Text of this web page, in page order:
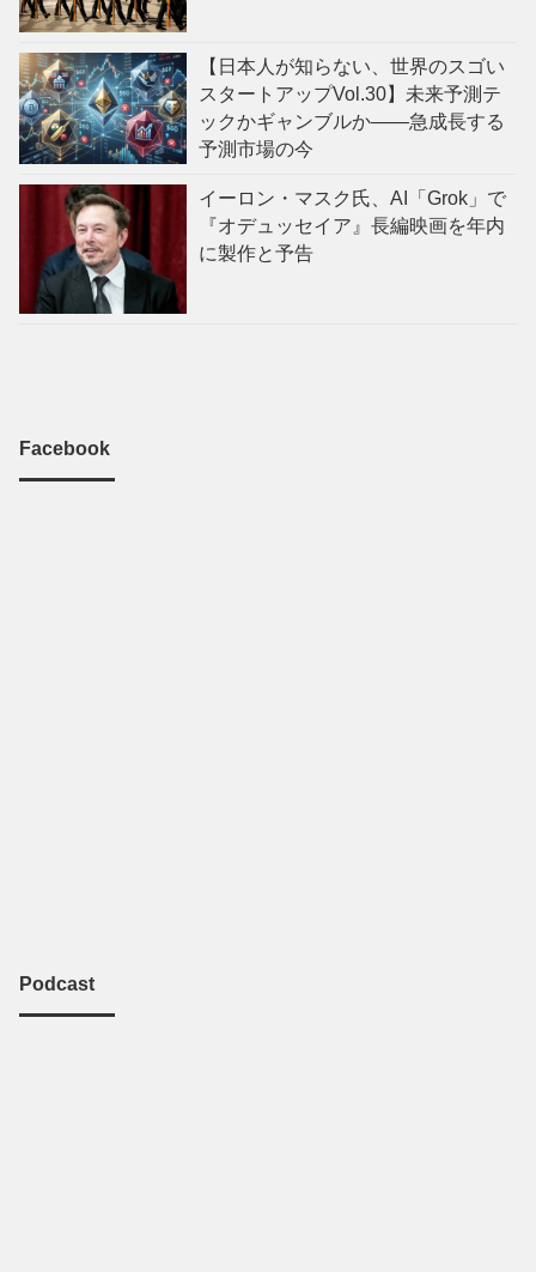
【日本人が知らない、世界のスゴい
スタートアップVol.30】未来予測テ
ックかギャンブルか——急成長する
予測市場の今
イーロン・マスク氏、AI「Grok」で
『オデュッセイア』長編映画を年内
に製作と予告
Facebook
Podcast